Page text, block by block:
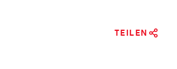
TEILEN